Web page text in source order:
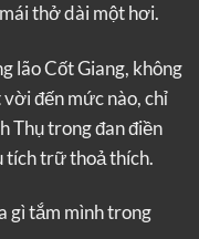
thở dài một hơi.
lão Cốt Giang, không
đến mức nào, chỉ
Thụ trong đan điền
tích trữ thoả thích.
gì tắm mình trong